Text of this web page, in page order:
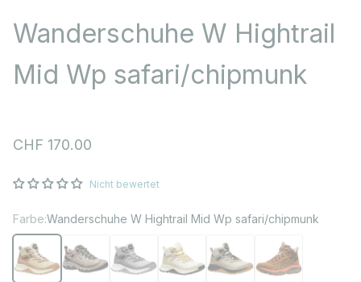
Wanderschuhe W Hightrail
Mid Wp safari/chipmunk
Angebot
CHF 170.00
Nicht bewertet
Farbe:Wanderschuhe W Hightrail Mid Wp safari/chipmunk
Wanderschuhe W Hightrail Mid Wp safari/chipmunk
Wanderschuhe W Targhee IV WP brindle/nostalgia rose
Wanderschuhe W Hightrail Mid Wp alloy/lichen
Wanderschuhe W Hightrail Mid Wp
Wanderschuhe M Hightrail
Wanderschuhe W